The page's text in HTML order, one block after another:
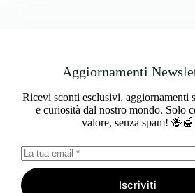
Aggiornamenti
Ricevi sconti esclusivi, aggiornamenti
e curiosità dal nostro mondo. Solo
valore, senza spam! 🐝🍯
Iscriviti